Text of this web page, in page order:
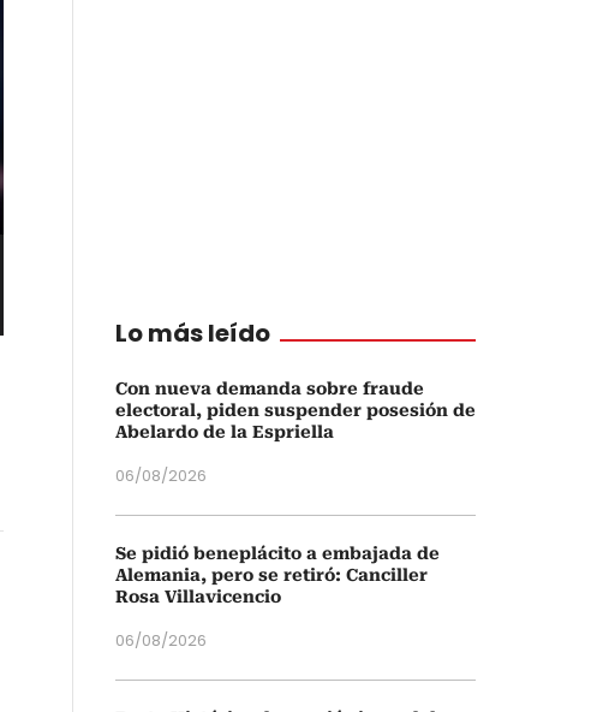
Lo más leído
Con nueva demanda sobre fraude
electoral, piden suspender posesión de
Abelardo de la Espriella
06/08/2026
Se pidió beneplácito a embajada de
Alemania, pero se retiró: Canciller
Rosa Villavicencio
06/08/2026